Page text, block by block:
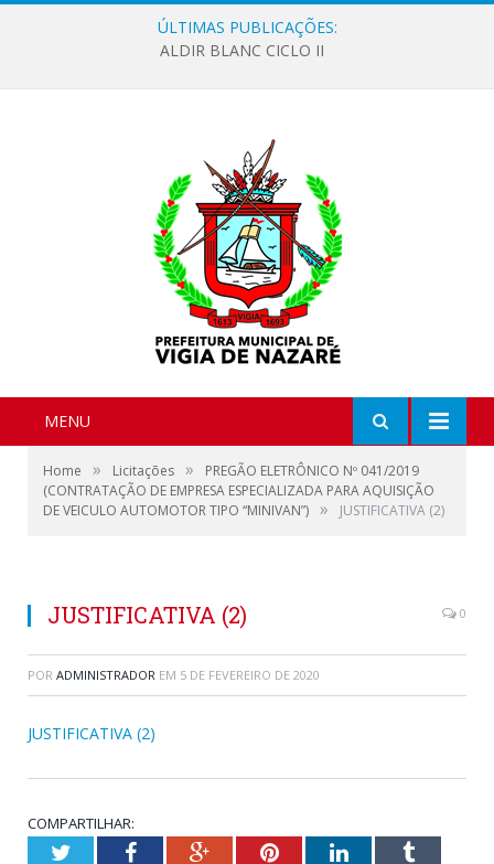
ÚLTIMAS PUBLICAÇÕES:
ALDIR BLANC CICLO II
MENU
Home » Licitações »
PREGÃO ELETRÔNICO Nº 041/2019
(CONTRATAÇÃO DE EMPRESA ESPECIALIZADA PARA AQUISIÇÃO
DE VEICULO AUTOMOTOR TIPO “MINIVAN”) » JUSTIFICATIVA (2)
JUSTIFICATIVA (2) 0
POR ADMINISTRADOR EM 5 DE FEVEREIRO DE 2020
JUSTIFICATIVA (2)
COMPARTILHAR:
TwitterFacebookGoogle+PinterestLinkedInTumblr